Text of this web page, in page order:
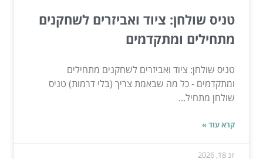
טניס שולחן: ציוד ואביזרים לשחקנים
מתחילים ומתקדמים
טניס שולחן: ציוד ואביזרים לשחקנים מתחילים
ומתקדמים - כל מה שבאמת צריך (בלי דרמות) טניס
שולחן מתחיל...
קרא עוד »
יונ 18, 2026